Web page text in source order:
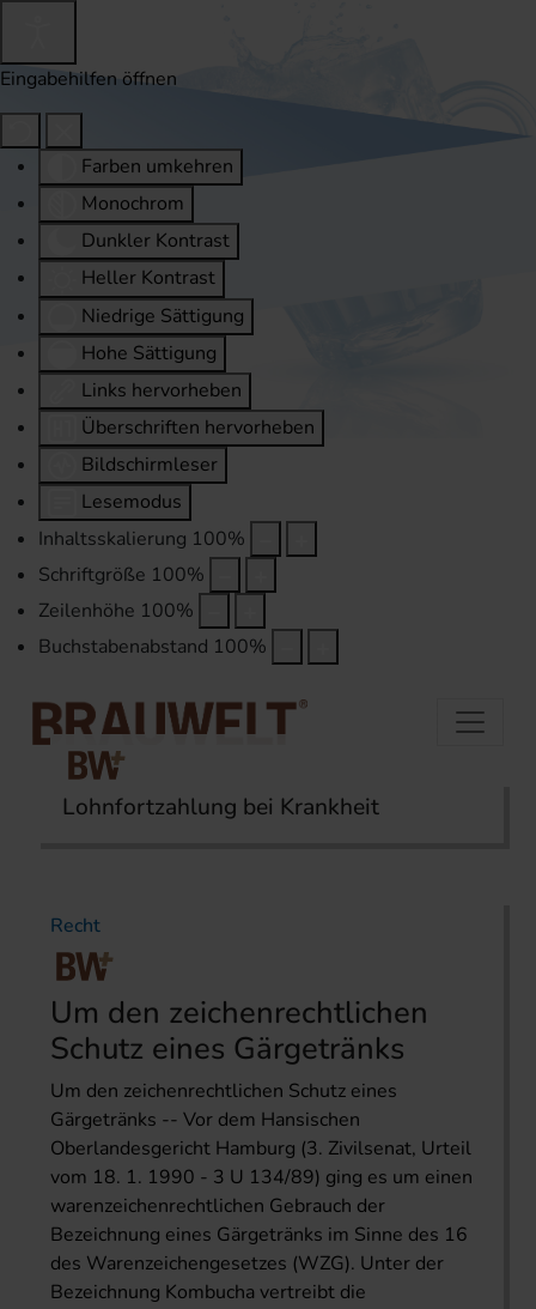
Eingabehilfen öffnen
Farben umkehren
Monochrom
Dunkler Kontrast
Heller Kontrast
Niedrige Sättigung
Hohe Sättigung
Links hervorheben
Überschriften hervorheben
Bildschirmleser
Lesemodus
Inhaltsskalierung 100%
Schriftgröße 100%
Zeilenhöhe 100%
Buchstabenabstand 100%
Startseite Themen Recht
Lohnfortzahlung bei Krankheit
Recht
Um den zeichenrechtlichen
Schutz eines Gärgetränks
Um den zeichenrechtlichen Schutz eines
Gärgetränks -- Vor dem Hansischen
Oberlandesgericht Hamburg (3. Zivilsenat, Urteil
vom 18. 1. 1990 - 3 U 134/89) ging es um einen
warenzeichenrechtlichen Gebrauch der
Bezeichnung eines Gärgetränks im Sinne des 16
des Warenzeichengesetzes (WZG). Unter der
Bezeichnung Kombucha vertreibt die